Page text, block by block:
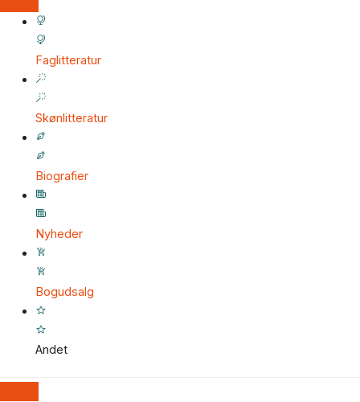
Faglitteratur
Skønlitteratur
Biografier
Nyheder
Bogudsalg
Andet